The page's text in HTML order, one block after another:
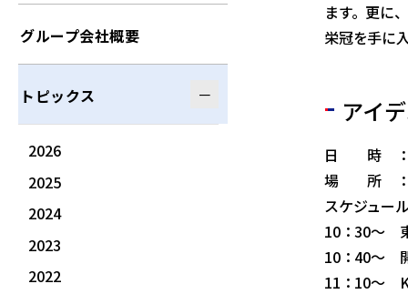
ます。更に
栄冠を手に
アイ
日 時 ：
場 所 ：横
スケジュー
10：30～
10：40～
11：10～
グループ会社概要
トピックス
2026
2025
2024
2023
2022